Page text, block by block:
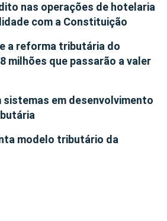
nas operações de hotelaria
com a Constituição
a reforma tributária do
milhões que passarão a valer
sistemas em desenvolvimento
modelo tributário da